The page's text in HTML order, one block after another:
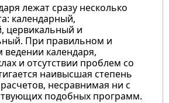
лежат сразу несколько
календарный,
цервикальный и
При правильном и
календаря,
и отсутствии проблем со
наивысшая степень
несравнимая ни с
подобных программ.